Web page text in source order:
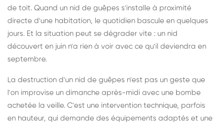
de toit. Quand un nid de guêpes s'installe à proximité
directe d'une habitation, le quotidien bascule en quelques
jours. Et la situation peut se dégrader vite : un nid
découvert en juin n'a rien à voir avec ce qu'il deviendra en
septembre.
La destruction d'un nid de guêpes n'est pas un geste que
l'on improvise un dimanche après-midi avec une bombe
achetée la veille. C'est une intervention technique, parfois
en hauteur, qui demande des équipements adaptés et une